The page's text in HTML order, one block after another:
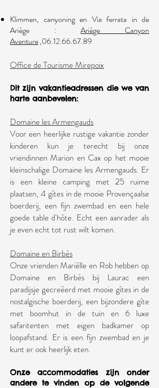
Klimmen, canyoning en Via ferrata in de
Ariège :Ariège Canyon
Aventure,06.12.66.67.89
Office de Tourisme Mirepoix
Dit zijn vakantieadressen die we van
harte aanbevelen:
Domaine les Armengauds
Voor een heerlijke rustige vakantie zonder
kinderen kun je terecht bij onze
vriendinnen Marion en Cax op het mooie
kleinschalige Domaine les Armengauds. Er
is een kleine camping met 25 ruime
plaatsen, 4 gîtes in de mooie Provençaalse
boerderij, een fijn zwembad en een hele
goede table d'hôte. Echt een aanrader als
je even echt tot rust wilt komen.
Domaine en Birbès
Onze vrienden Mariëlle en Rob hebben op
Domaine en Birbès bij Laurac een
paradijsje gecreëerd met mooie gîtes in de
nostalgische boerderij, een bijzondere gîte
met boomhut in de tuin en 6 luxe
safaritenten met eigen badkamer op
loopafstand. Er is een fijn zwembad en je
kunt er ook heerlijk eten.
Onze accommodaties zijn onder
andere te vinden op de volgende